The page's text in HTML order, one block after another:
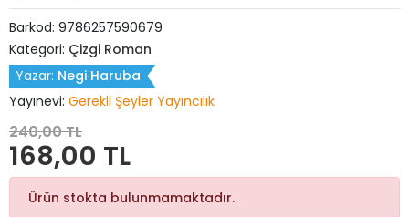
Barkod: 9786257590679
Kategori: Çizgi Roman
Yazar: Negi Haruba
Yayınevi: Gerekli Şeyler Yayıncılık
240,00 TL
168,00 TL
Ürün stokta bulunmamaktadır.